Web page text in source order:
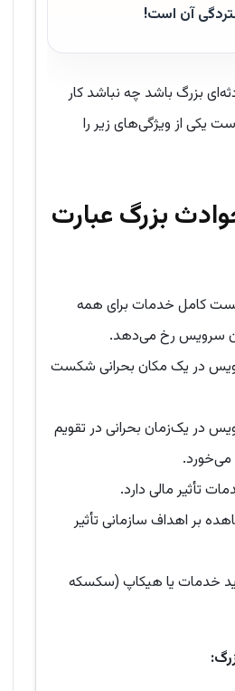
آن است!
بزرگ باشد چه نباشد کار
یکی از ویژگی‌های زیر را
بزرگ عبارت‌
کامل خدمات برای همه
آن سرویس رخ می‌دهد.
در یک مکان بحرانی شکست
در یک‌زمان بحرانی در تقویم
تأثیر مالی دارد.
بر اهداف سازمانی تأثیر
خدمات یا هیکاپ (سکسکه